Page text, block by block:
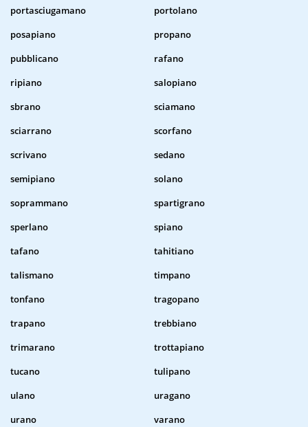
portasciugamano
portolano
posapiano
propano
pubblicano
rafano
ripiano
salopiano
sbrano
sciamano
sciarrano
scorfano
scrivano
sedano
semipiano
solano
soprammano
spartigrano
sperlano
spiano
tafano
tahitiano
talismano
timpano
tonfano
tragopano
trapano
trebbiano
trimarano
trottapiano
tucano
tulipano
ulano
uragano
urano
varano